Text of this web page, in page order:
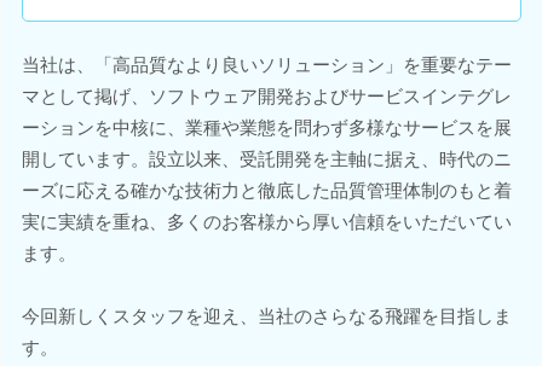
当社は、「高品質なより良いソリューション」を重要なテー
マとして掲げ、ソフトウェア開発およびサービスインテグレ
ーションを中核に、業種や業態を問わず多様なサービスを展
開しています。設立以来、受託開発を主軸に据え、時代のニ
ーズに応える確かな技術力と徹底した品質管理体制のもと着
実に実績を重ね、多くのお客様から厚い信頼をいただいてい
ます。
今回新しくスタッフを迎え、当社のさらなる飛躍を目指しま
す。